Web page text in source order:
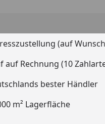
(auf
auf Rechnung (10
bester Händler
m² Lagerfläche